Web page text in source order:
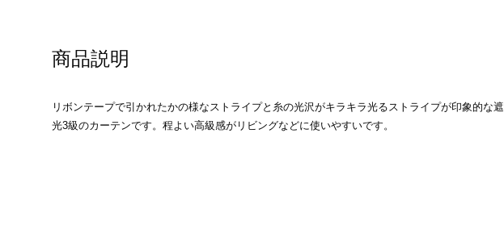
商品説明
リボンテープで引かれたかの様なストライプと糸の光沢がキラキラ光るストライプが印象的な遮
光3級のカーテンです。程よい高級感がリビングなどに使いやすいです。